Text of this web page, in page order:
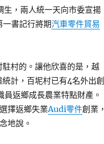
，兩人統一天向市委宣揚
一書記行將期汽車零件貿易
村的。讓他欣喜的是，越
統計，百坭村已有4名外出創
返鄉成長農業特點財產。
擇返鄉失業Audi零件創業，
地說。